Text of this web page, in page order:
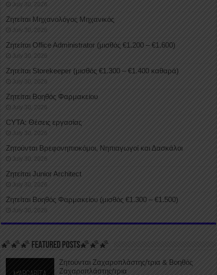
July 30, 2026
Ζητείται Μηχανολόγος Μηχανικός
July 30, 2026
Ζητείται Office Administrator (μισθός €1.200 – €1.600)
July 30, 2026
Ζητείται Storekeeper (μισθός €1.300 – €1.400 καθαρά)
July 30, 2026
Ζητείται Βοηθός Φαρμακείου
July 30, 2026
CYTA: Θέσεις εργασίας
July 30, 2026
Ζητούνται Βρεφονηπιοκόμοι, Νηπιαγωγοί και Δασκάλοι
July 30, 2026
Ζητείται Junior Architect
July 30, 2026
Ζητείται Βοηθός Φαρμακείου (μισθός €1.300 – €1.500)
July 30, 2026
🌠🌠🌠 FEATURED POSTS🌠🌠🌠
Ζητούνται Ζαχαροπλάστης/τρια & Βοηθός
Ζαχαροπλάστης/τρια